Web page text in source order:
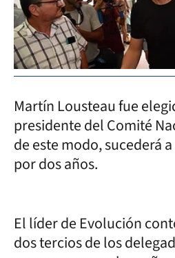
Martín Lousteau fue
presidente del Comité
de este modo, sucederá
por dos años.
El líder de Evolución
dos tercios de los